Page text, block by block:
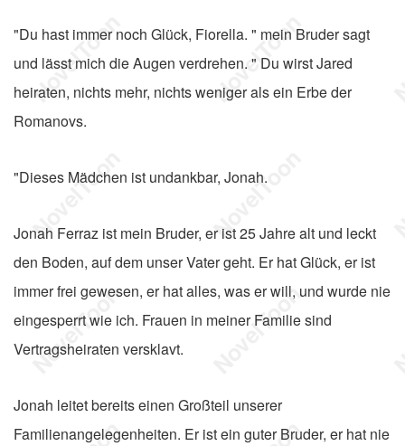
"Du hast immer noch Glück, Fiorella. " mein Bruder sagt
und lässt mich die Augen verdrehen. " Du wirst Jared
heiraten, nichts mehr, nichts weniger als ein Erbe der
Romanovs.
"Dieses Mädchen ist undankbar, Jonah.
Jonah Ferraz ist mein Bruder, er ist 25 Jahre alt und leckt
den Boden, auf dem unser Vater geht. Er hat Glück, er ist
immer frei gewesen, er hat alles, was er will, und wurde nie
eingesperrt wie ich. Frauen in meiner Familie sind
Vertragsheiraten versklavt.
Jonah leitet bereits einen Großteil unserer
Familienangelegenheiten. Er ist ein guter Bruder, er hat nie